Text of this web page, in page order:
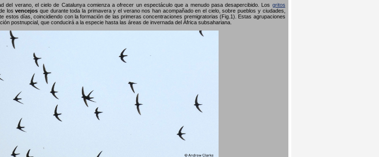
del verano, el cielo de Catalunya comienza a ofrecer un espectáculo que a menudo pasa desapercibido. Los gritos
losvencejos que durante toda la primavera y el verano nos han acompañado en el cielo, sobre pueblos y ciudades,
estos días, coincidiendo con la formación de las primeras concentraciones premigratorias (Fig.1). Estas agrupaciones
postnupcial, que conducirá a la especie hasta las áreas de invernada del África subsahariana.